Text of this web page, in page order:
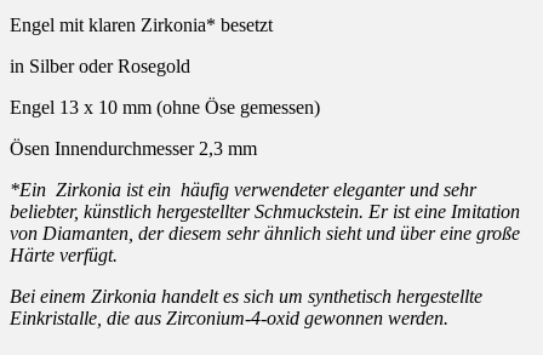
Engel mit klaren Zirkonia* besetzt
in Silber oder Rosegold
Engel 13 x 10 mm (ohne Öse gemessen)
Ösen Innendurchmesser 2,3 mm
*Ein Zirkonia ist ein häufig verwendeter eleganter und sehr
beliebter, künstlich hergestellter Schmuckstein. Er ist eine Imitation
von Diamanten, der diesem sehr ähnlich sieht und über eine große
Härte verfügt.
Bei einem Zirkonia handelt es sich um synthetisch hergestellte
Einkristalle, die aus Zirconium-4-oxid gewonnen werden.